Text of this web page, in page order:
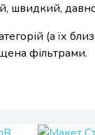
швидкий,
(а їх
фільтрами.